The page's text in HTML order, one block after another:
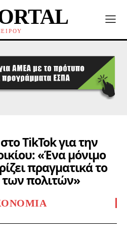
TikTok για την
«Ένα μόνιμο
πραγματικά το
των πολιτών»